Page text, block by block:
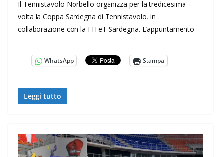
Il Tennistavolo Norbello organizza per la tredicesima
volta la Coppa Sardegna di Tennistavolo, in
collaborazione con la FITeT Sardegna. L’appuntamento
WhatsApp Stampa
Leggi tutto